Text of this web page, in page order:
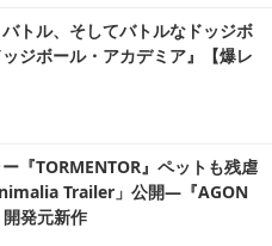
トル、そしてバトルなドッジボ
ジボール・アカデミア』【爆レ
『TORMENTOR』ペットも残虐
Trailer」公開―『AGON
発元新作